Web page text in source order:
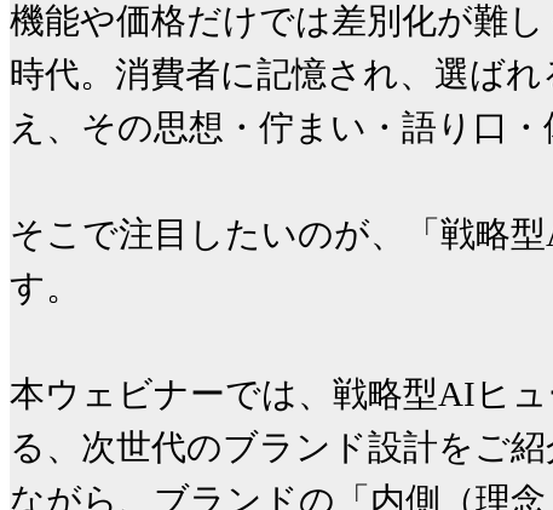
機能や価格だけでは差別化が難
時代。消費者に記憶され、選ば
え、その思想・佇まい・語り口
そこで注目したいのが、「戦略
す。
本ウェビナーでは、戦略型AIヒ
る、次世代のブランド設計をご
ながら、ブランドの「内側（理